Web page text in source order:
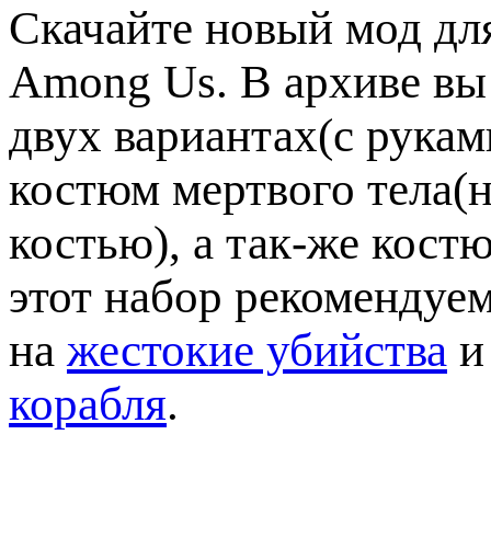
Скачайте новый мод
Among Us. В архиве
двух вариантах(с
костюм мертвого
костью), а так-же
этот набор
на жестокие убийства
корабля.